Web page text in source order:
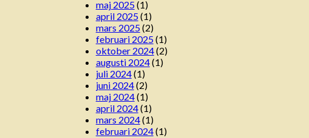
maj 2025(1)
april 2025(1)
mars 2025(2)
februari 2025(1)
oktober 2024(2)
augusti 2024(1)
juli 2024(1)
juni 2024(2)
maj 2024(1)
april 2024(1)
mars 2024(1)
februari 2024(1)